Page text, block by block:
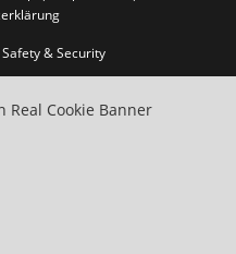
& Security
Real Cookie Banner